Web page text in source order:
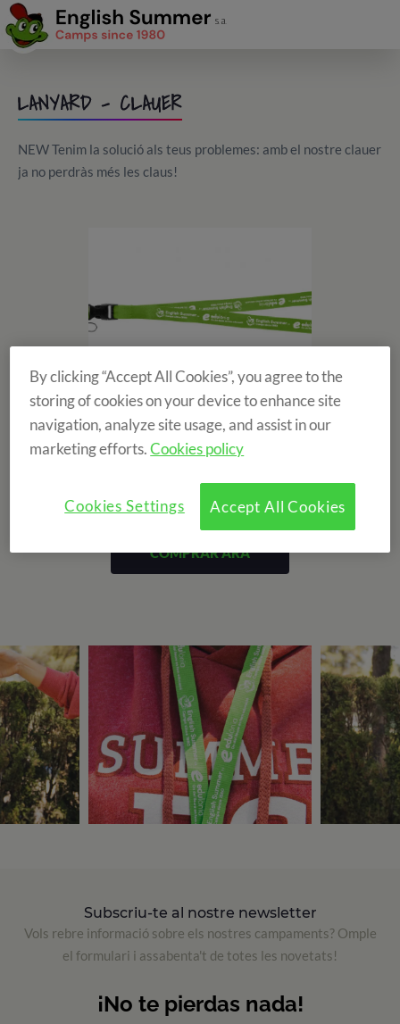
LANYARD - CLAUER
NEW Tenim la solució als teus problemes: amb el nostre clauer
ja no perdràs més les claus!
COMPRAR ARA
Subscriu-te al nostre newsletter
Vols rebre informació sobre els nostres campaments? Omple
el formulari i assabenta't de totes les novetats!
By clicking “Accept All Cookies”, you agree to the
storing of cookies on your device to enhance site
navigation, analyze site usage, and assist in our
marketing efforts.Cookies policy
Accept All Cookies
Cookies Settings